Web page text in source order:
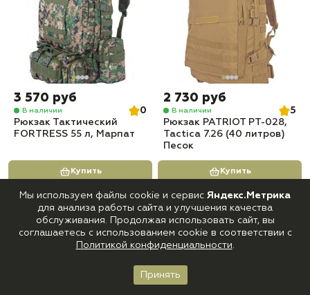
3 570 руб
В наличии
0
Рюкзак Тактический
FORTRESS 55 л, Марпат
Купить
2 730 руб
В наличии
5
Рюкзак PATRIOT РТ-028,
Tactica 7.26 (40 литров)
Песок
Купить
Корзина
Мы используем файлы cookie и сервис Яндекс.Метрика
для анализа работы сайта и улучшения качества
обслуживания. Продолжая использовать сайт, вы
соглашаетесь с использованием cookie в соответствии с
Политикой конфиденциальности.
Принять